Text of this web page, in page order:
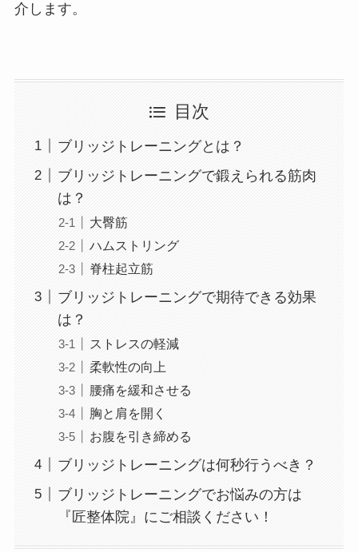
介します。
目次
ブリッジトレーニングとは？
ブリッジトレーニングで鍛えられる筋肉
は？
大臀筋
ハムストリング
脊柱起立筋
ブリッジトレーニングで期待できる効果
は？
ストレスの軽減
柔軟性の向上
腰痛を緩和させる
胸と肩を開く
お腹を引き締める
ブリッジトレーニングは何秒行うべき？
ブリッジトレーニングでお悩みの方は
『匠整体院』にご相談ください！